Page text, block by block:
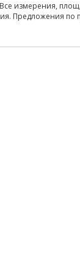
измерения,
Предложения